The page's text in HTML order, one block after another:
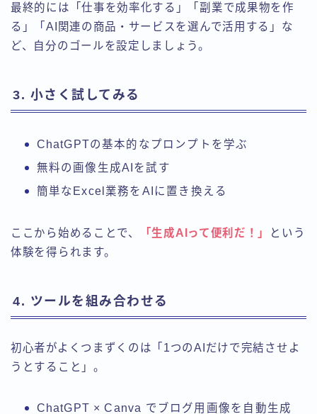
最終的には「仕事を効率化する」「副業で成果物を作
る」「AI関連の商品・サービスを選んで活用する」な
ど、自分のゴールを設定しましょう。
3. 小さく試してみる
ChatGPTの基本的なプロンプトを学ぶ
無料の画像生成AIを試す
簡単なExcel業務をAIに置き換える
ここから始めることで、 「生成AIって便利だ！」
という
体験を得られます。
4. ツールを組み合わせる
初心者がよくつまずくのは「1つのAIだけで完結させよ
うとすること」。
ChatGPT × Canva でブログ用画像を自動生成